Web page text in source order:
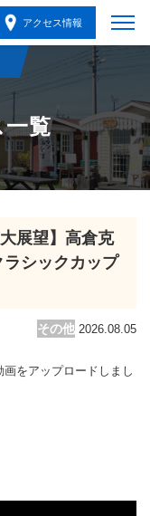
アクセス情報
一覧
展望】高倉克
シックカップ
その他 2026.08.05
をアップロードしまし